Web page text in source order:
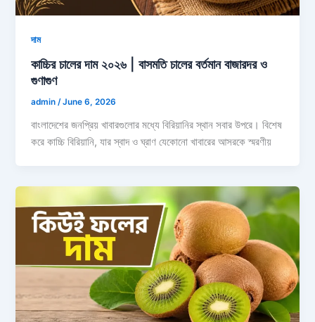
দাম
কাচ্চির চালের দাম ২০২৬ | বাসমতি চালের বর্তমান বাজারদর ও
গুণাগুণ
admin/June 6, 2026
বাংলাদেশের জনপ্রিয় খাবারগুলোর মধ্যে বিরিয়ানির স্থান সবার উপরে। বিশেষ
করে কাচ্চি বিরিয়ানি, যার স্বাদ ও ঘ্রাণ যেকোনো খাবারের আসরকে স্মরণীয়